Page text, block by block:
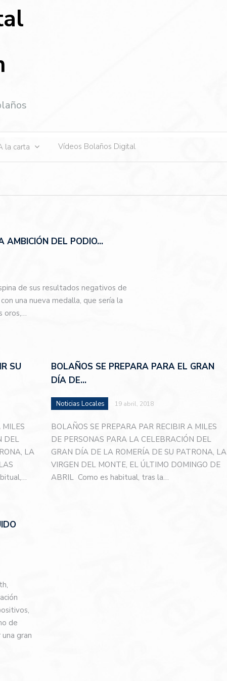
la carta Vídeos Bolaños Digital
AMBICIÓN DEL PODIO…
de sus resultados negativos de
una nueva medalla, que sería la
oros,…
SU
MILES
DEL
LA
BOLAÑOS SE PREPARA PARA EL GRAN
DÍA DE…
Noticias Locales 19 abril, 2018
BOLAÑOS SE PREPARA PAR RECIBIR A MILES
DE PERSONAS PARA LA CELEBRACIÓN DEL
GRAN DÍA DE LA ROMERÍA DE SU PATRONA, LA
VIRGEN DEL MONTE, EL ÚLTIMO DOMINGO DE
ABRIL Como es habitual, tras la…
de
gran